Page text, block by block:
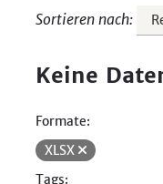
Sortieren nach
Keine
Formate:
XLSX
Tags: